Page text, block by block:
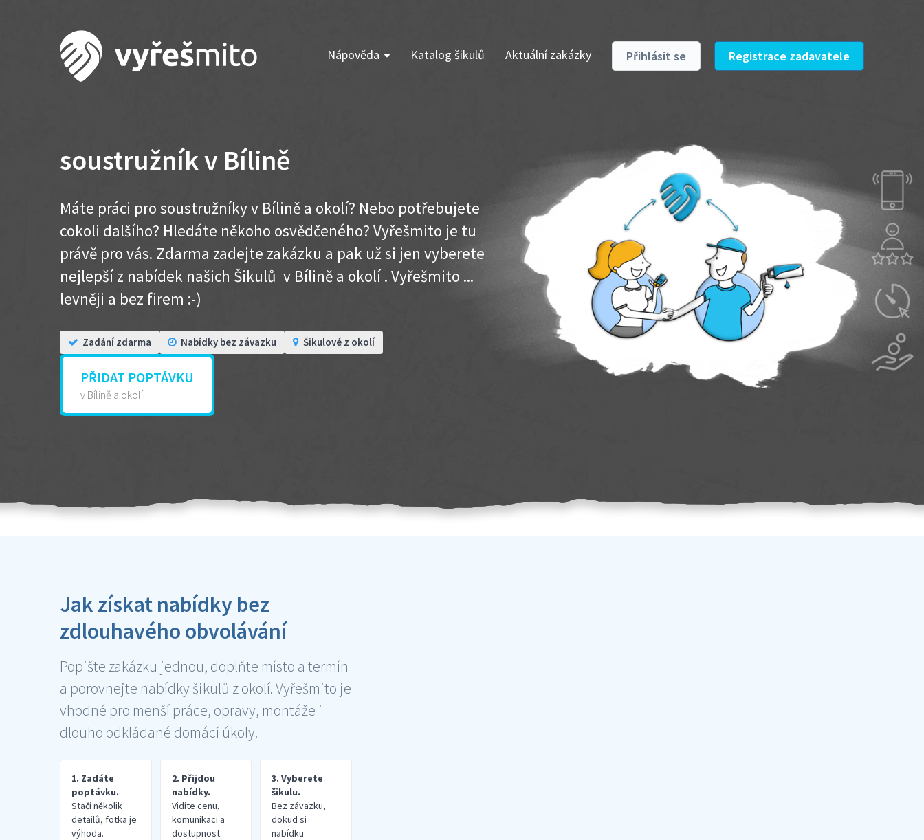
Nápověda Katalog šikulů Aktuální zakázky Přihlásit se Registrace zadavatele
soustružník v Bílině
Máte práci pro soustružníky v Bílině a okolí? Nebo potřebujete
cokoli dalšího? Hledáte někoho osvědčeného? Vyřešmito je tu
právě pro vás. Zdarma zadejte zakázku a pak už si jen vyberete
nejlepší z nabídek našich Šikulů v Bílině a okolí . Vyřešmito ...
levněji a bez firem :-)
Zadání zdarma Nabídky bez závazku Šikulové z okolí
PŘIDAT POPTÁVKU
v Bílině a okolí
Jak získat nabídky bez
zdlouhavého obvolávání
Popište zakázku jednou, doplňte místo a termín
a porovnejte nabídky šikulů z okolí. Vyřešmito je
vhodné pro menší práce, opravy, montáže i
dlouho odkládané domácí úkoly.
1. Zadáte
poptávku.
Stačí několik
detailů, fotka je
výhoda.
2. Přijdou
nabídky.
Vidíte cenu,
komunikaci a
dostupnost.
3. Vyberete
šikulu.
Bez závazku,
dokud si
nabídku